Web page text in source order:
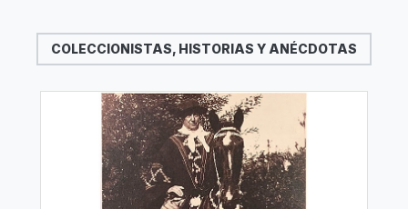
COLECCIONISTAS, HISTORIAS Y ANÉCDOTAS